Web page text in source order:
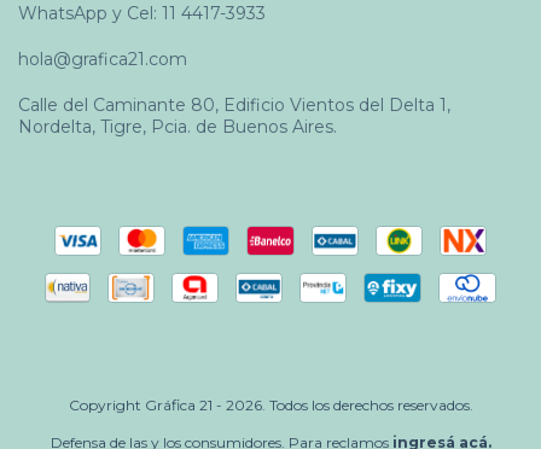
WhatsApp y Cel: 11 4417-3933
hola@grafica21.com
Calle del Caminante 80, Edificio Vientos del Delta 1,
Nordelta, Tigre, Pcia. de Buenos Aires.
Copyright Gráfica 21 - 2026. Todos los derechos reservados.
Defensa de las y los consumidores. Para reclamos ingresá acá.